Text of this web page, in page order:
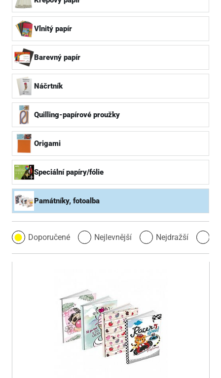
Vlnitý papír
Barevný papír
Náčrtník
Quilling-papírové proužky
Origami
Speciální papíry/fólie
Památníky, fotoalba
Doporučené Nejlevnější Nejdražší